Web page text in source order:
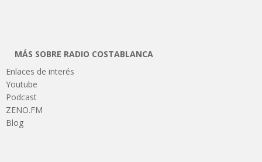
MÁS SOBRE RADIO COSTABLANCA
Enlaces de interés
Youtube
Podcast
ZENO.FM
Blog